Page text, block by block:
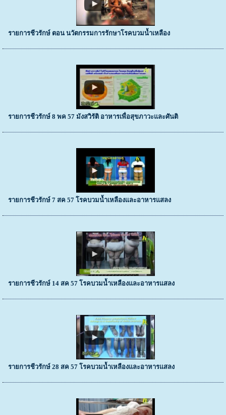
รายการชีวรักษ์ ตอน นวัตกรรมการรักษาโรคบวมน้ำเหลือง
รายการชีวรักษ์ 8 พค 57 มังสวิรัติ อาหารเพื่อสุขภาวะและศันติ
รายการชีวรักษ์ 7 สค 57 โรคบวมน้ำเหลืองและอาหารแสลง
รายการชีวรักษ์ 14 สค 57 โรคบวมน้ำเหลืองและอาหารแสลง
รายการชีวรักษ์ 28 สค 57 โรคบวมน้ำเหลืองและอาหารแสลง